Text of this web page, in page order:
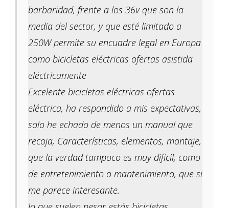
barbaridad, frente a los 36v que son la
media del sector, y que esté limitado a
250W permite su encuadre legal en Europa
como bicicletas eléctricas ofertas asistida
eléctricamente
Excelente bicicletas eléctricas ofertas
eléctrica, ha respondido a mis expectativas,
solo he echado de menos un manual que
recoja, Características, elementos, montaje,
que la verdad tampoco es muy difícil, como
de entretenimiento o mantenimiento, que si
me parece interesante.